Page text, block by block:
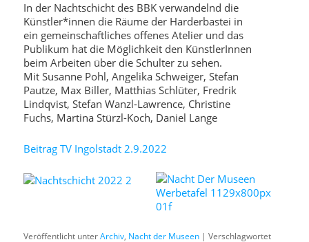
In der Nachtschicht des BBK verwandelnd die
Künstler*innen die Räume der Harderbastei in
ein gemeinschaftliches offenes Atelier und das
Publikum hat die Möglichkeit den KünstlerInnen
beim Arbeiten über die Schulter zu sehen.
Mit Susanne Pohl, Angelika Schweiger, Stefan
Pautze, Max Biller, Matthias Schlüter, Fredrik
Lindqvist, Stefan Wanzl-Lawrence, Christine
Fuchs, Martina Stürzl-Koch, Daniel Lange
Beitrag TV Ingolstadt 2.9.2022
Veröffentlicht unterArchiv, Nacht der Museen |Verschlagwortet